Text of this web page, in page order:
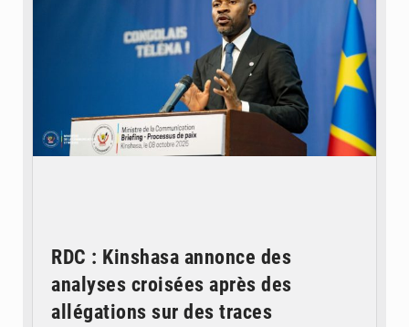
RDC : Kinshasa annonce des
analyses croisées après des
allégations sur des traces